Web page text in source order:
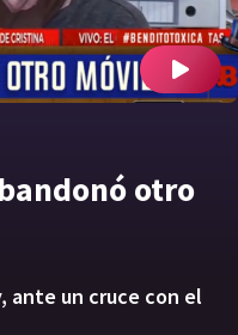
otro
ante un cruce con el